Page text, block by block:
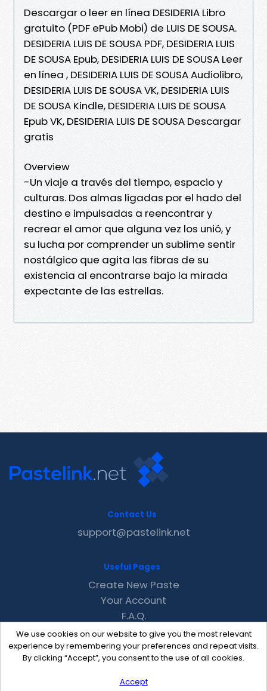
Descargar o leer en línea DESIDERIA Libro
gratuito (PDF ePub Mobi) de LUIS DE SOUSA.
DESIDERIA LUIS DE SOUSA PDF, DESIDERIA LUIS
DE SOUSA Epub, DESIDERIA LUIS DE SOUSA Leer
en línea , DESIDERIA LUIS DE SOUSA Audiolibro,
DESIDERIA LUIS DE SOUSA VK, DESIDERIA LUIS
DE SOUSA Kindle, DESIDERIA LUIS DE SOUSA
Epub VK, DESIDERIA LUIS DE SOUSA Descargar
gratis
Overview
-Un viaje a través del tiempo, espacio y
culturas. Dos almas ligadas por el hado del
destino e impulsadas a reencontrar y
recrear el amor que alguna vez los unió, y
su lucha por comprender un sublime sentir
nostálgico que agita las fibras de su
existencia al encontrarse bajo la mirada
expectante de las estrellas.
We use cookies on our website to give you the most relevant
experience by remembering your preferences and repeat visits.
By clicking “Accept”, you consent to the use of all cookies.
Accept
Contact Us
support@pastelink.net
Useful Pages
Create New Paste
Your Account
F.A.Q.
Recent
Contact